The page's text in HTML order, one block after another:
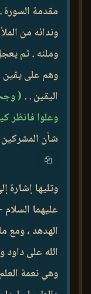
مقدمة السورة .
وندائه من
وملئه . ثم
وهم على
اليقين . . (
وعلوا فانظر
شأن
وتليها إشارة
عليهما
الهدهد ، ومع
الله على
وهي نعمة